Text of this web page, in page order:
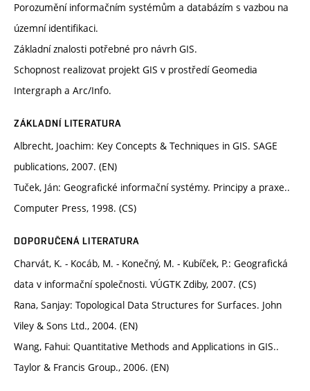
Porozumění informačním systémům a databázím s vazbou na
územní identifikaci.
Základní znalosti potřebné pro návrh GIS.
Schopnost realizovat projekt GIS v prostředí Geomedia
Intergraph a Arc/Info.
ZÁKLADNÍ LITERATURA
Albrecht, Joachim: Key Concepts & Techniques in GIS. SAGE
publications, 2007. (EN)
Tuček, Ján: Geografické informační systémy. Principy a praxe..
Computer Press, 1998. (CS)
DOPORUČENÁ LITERATURA
Charvát, K. - Kocáb, M. - Konečný, M. - Kubíček, P.: Geografická
data v informační společnosti. VÚGTK Zdiby, 2007. (CS)
Rana, Sanjay: Topological Data Structures for Surfaces. John
Viley & Sons Ltd., 2004. (EN)
Wang, Fahui: Quantitative Methods and Applications in GIS..
Taylor & Francis Group., 2006. (EN)